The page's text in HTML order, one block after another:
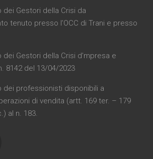
dei Gestori della Crisi da
tenuto presso l’OCC di Trani e presso
dei Gestori della Crisi d’mpresa e
8142 del 13/04/2023
dei professionisti disponibili a
di vendita (artt. 169 ter. – 179
al n. 183.